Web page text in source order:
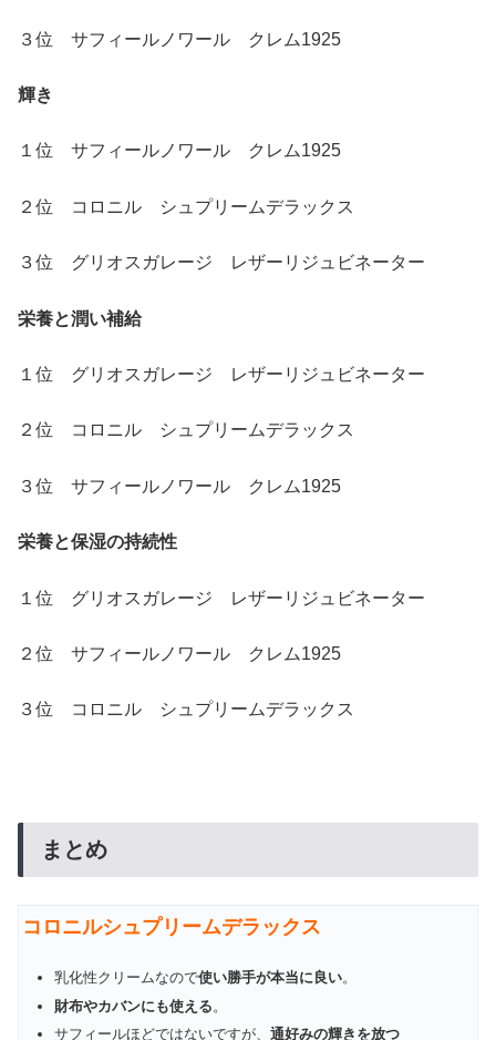
３位 サフィールノワール クレム1925
輝き
１位 サフィールノワール クレム1925
２位 コロニル シュプリームデラックス
３位 グリオスガレージ レザーリジュビネーター
栄養と潤い補給
１位 グリオスガレージ レザーリジュビネーター
２位 コロニル シュプリームデラックス
３位 サフィールノワール クレム1925
栄養と保湿の持続性
１位 グリオスガレージ レザーリジュビネーター
２位 サフィールノワール クレム1925
３位 コロニル シュプリームデラックス
まとめ
コロニルシュプリームデラックス
乳化性クリームなので使い勝手が本当に良い。
財布やカバンにも使える 。
サフィールほどではないですが、 通好みの輝きを放つ